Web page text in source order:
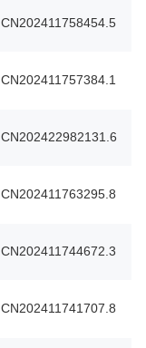
CN202411758454.5
CN202411757384.1
CN202422982131.6
CN202411763295.8
CN202411744672.3
CN202411741707.8